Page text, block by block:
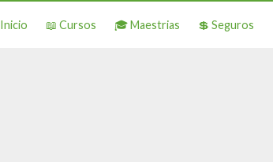
Inicio 📖 Cursos 🎓 Maestrias 💲 Seguros